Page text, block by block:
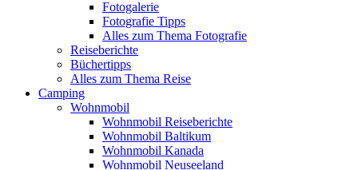
Fotogalerie
Fotografie Tipps
Alles zum Thema Fotografie
Reiseberichte
Büchertipps
Alles zum Thema Reise
Camping
Wohnmobil
Wohnmobil Reiseberichte
Wohnmobil Baltikum
Wohnmobil Kanada
Wohnmobil Neuseeland